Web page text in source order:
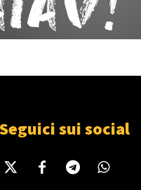
Seguici sui social